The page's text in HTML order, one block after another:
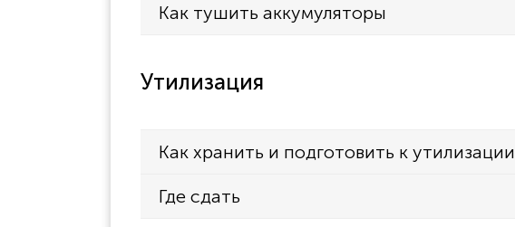
Как тушить аккумуляторы
Утилизация
Как хранить и подготовить к утилизации
Где сдать